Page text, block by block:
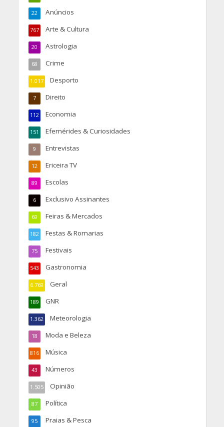
Anúncios
22
Arte & Cultura
767
Astrologia
20
Crime
68
Desporto
1.017
Direito
7
Economia
112
Efemérides & Curiosidades
151
Entrevistas
9
Ericeira TV
12
Escolas
89
Exclusivo Assinantes
6
Feiras & Mercados
69
Festas & Romarias
182
Festivais
75
Gastronomia
543
Geral
6.769
GNR
189
Meteorologia
1.362
Moda e Beleza
18
Música
816
Números
43
Opinião
1.505
Política
87
Praias & Pesca
95